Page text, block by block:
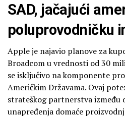
SAD, jačajući
poluprovodničku
Apple je najavio planove za
Broadcom u vrednosti od 30
se isključivo na komponente
Američkim Državama. Ovaj
strateškog partnerstva između
unapređenja domaće